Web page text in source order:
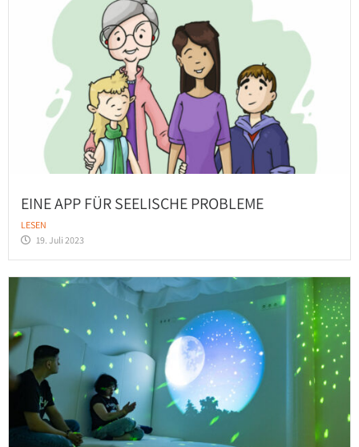
EINE APP FÜR SEELISCHE PROBLEME
LESEN
19. Juli 2023